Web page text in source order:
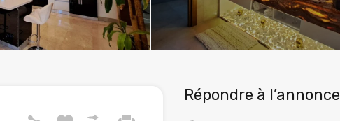
Répondre à l’annonce